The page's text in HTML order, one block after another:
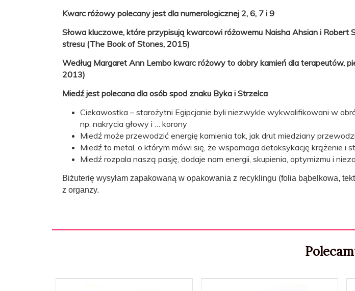
Kwarc różowy polecany jest dla numerologicznej 2, 6, 7 i 9
Słowa kluczowe, które przypisują kwarcowi różowemu Naisha Ahsian i Robert
stresu (The Book of Stones, 2015)
Według Margaret Ann Lembo kwarc różowy to dobry kamień dla terapeutów,
2013)
Miedź jest polecana dla osób spod znaku Byka i Strzelca
Ciekawostka – starożytni Egipcjanie byli niezwykle wykwalifikowani w
np. nakrycia głowy i … korony
Miedź może przewodzić energię kamienia tak, jak drut miedziany
Miedź to metal, o którym mówi się, że wspomaga detoksykację krążenie i
Miedź rozpala naszą pasję, dodaje nam energii, skupienia, optymizmu i
Biżuterię wysyłam zapakowaną w opakowania z recyklingu (folia bąbelkowa,
z organzy.
Autor
projektu: